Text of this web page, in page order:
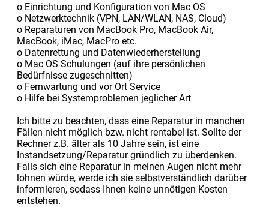
o Einrichtung und Konfiguration von Mac OS
o Netzwerktechnik (VPN, LAN/WLAN, NAS, Cloud)
o Reparaturen von MacBook Pro, MacBook Air,
MacBook, iMac, MacPro etc.
o Datenrettung und Datenwiederherstellung
o Mac OS Schulungen (auf ihre persönlichen
Bedürfnisse zugeschnitten)
o Fernwartung und vor Ort Service
o Hilfe bei Systemproblemen jeglicher Art
Ich bitte zu beachten, dass eine Reparatur in manchen
Fällen nicht möglich bzw. nicht rentabel ist. Sollte der
Rechner z.B. älter als 10 Jahre sein, ist eine
Instandsetzung/Reparatur gründlich zu überdenken.
Falls sich eine Reparatur in meinen Augen nicht mehr
lohnen würde, werde ich sie selbstverständlich darüber
informieren, sodass Ihnen keine unnötigen Kosten
entstehen.